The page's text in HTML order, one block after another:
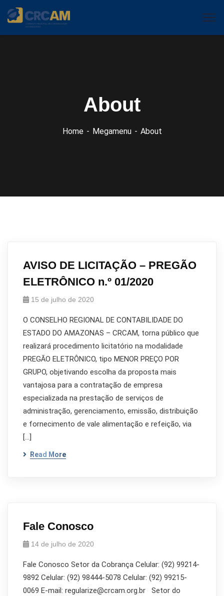
About
Home Megamenu About
AVISO DE LICITAÇÃO – PREGÃO
ELETRÔNICO n.º 01/2020
15 de julho de 2020
O CONSELHO REGIONAL DE CONTABILIDADE DO
ESTADO DO AMAZONAS – CRCAM, torna público que
realizará procedimento licitatório na modalidade
PREGÃO ELETRÔNICO, tipo MENOR PREÇO POR
GRUPO, objetivando escolha da proposta mais
vantajosa para a contratação de empresa
especializada na prestação de serviços de
administração, gerenciamento, emissão, distribuição
e fornecimento de vale alimentação e refeição, via
[…]
Read More
Fale Conosco
14 de julho de 2020
Fale Conosco Setor da Cobrança Celular: (92) 99214-
9892 Celular: (92) 98444-5078 Celular: (92) 99215-
0069 E-mail: regularize@crcam.org.br Setor do